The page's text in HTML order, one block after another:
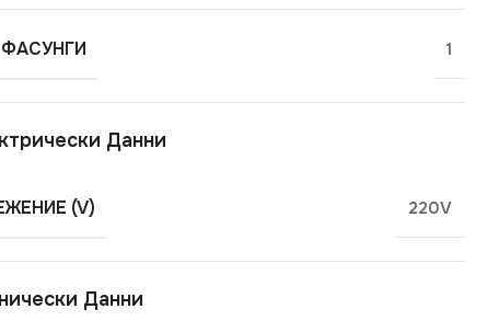
1
Данни
(V) 220V
Данни